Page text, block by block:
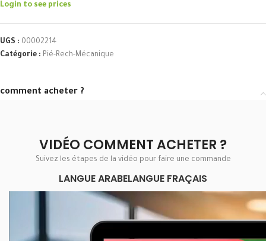
Login to see prices
UGS : 00002214
Catégorie : Pié-Rech-Mécanique
comment acheter ?
VIDÉO COMMENT ACHETER ?
Suivez les étapes de la vidéo pour faire une commande
LANGUE ARABELANGUE FRAÇAIS